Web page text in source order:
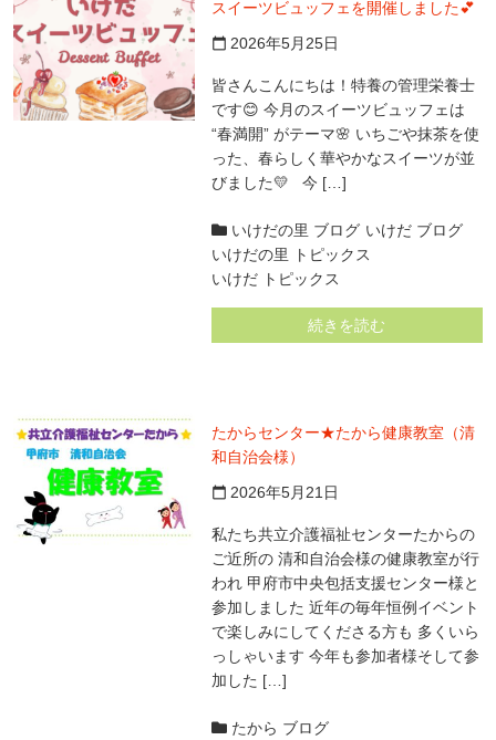
スイーツビュッフェを開催しました💕
calendar_today 2026年5月25日
皆さんこんにちは！特養の管理栄養士
です😊 今月のスイーツビュッフェは
“春満開” がテーマ🌸 いちごや抹茶を使
った、春らしく華やかなスイーツが並
びました💛 今 […]
いけだの里 ブログ いけだ ブログ
いけだの里 トピックス
いけだ トピックス
続きを読む
たからセンター★たから健康教室（清
和自治会様）
calendar_today 2026年5月21日
私たち共立介護福祉センターたからの
ご近所の 清和自治会様の健康教室が行
われ 甲府市中央包括支援センター様と
参加しました 近年の毎年恒例イベント
で楽しみにしてくださる方も 多くいら
っしゃいます 今年も参加者様そして参
加した […]
たから ブログ